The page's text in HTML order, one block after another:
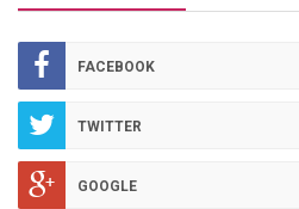
FACEBOOK
TWITTER
GOOGLE